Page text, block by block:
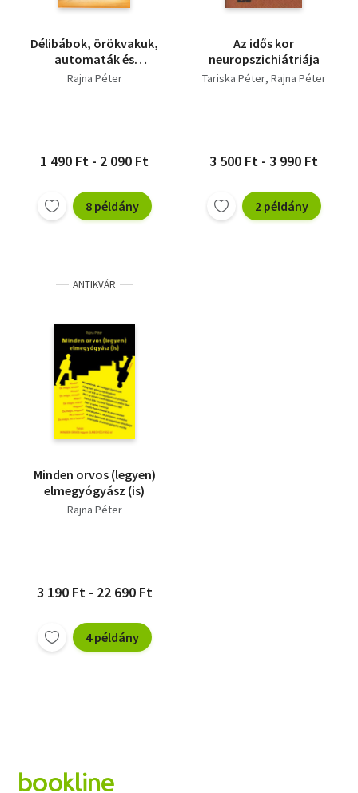
Délibábok, örökvakuk,
automaták és
géniuszok
Rajna Péter
1 490 Ft - 2 090 Ft
8 példány
Az idős kor
neuropszichiátriája
Tariska Péter Rajna Péter
3 500 Ft - 3 990 Ft
2 példány
ANTIKVÁR
Minden orvos (legyen)
elmegyógyász (is)
Rajna Péter
3 190 Ft - 22 690 Ft
4 példány